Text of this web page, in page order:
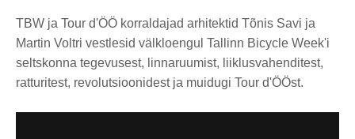
TBW ja Tour d'ÖÖ korraldajad arhitektid Tõnis Savi ja
Martin Voltri vestlesid välkloengul Tallinn Bicycle Week'i
seltskonna tegevusest, linnaruumist, liiklusvahenditest,
ratturitest, revolutsioonidest ja muidugi Tour d'ÖÖst.